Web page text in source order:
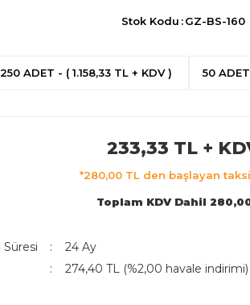
Stok Kodu GZ-BS-160
250 ADET - ( 1.158,33 TL + KDV ) 50
233,33 TL +
*280,00 TL den başlayan
Toplam KDV Dahil
Süresi
24 Ay
274,40 TL (%2,00 havale indirimi)